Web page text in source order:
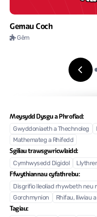
Gemau Coch
Gêm
Meysydd Dysgu a Phrofiad:
Gwyddoniaeth a Thechnoleg
Mathemateg a Rhifedd
Sgiliau trawsgwricwlaidd:
Cymhwysedd Digidol
Ffwythiannau cyfathrebu:
Disgrifio lleoliad rhywbeth neu
Gorchmynion
Rhifau, lliwiau
Tagiau: